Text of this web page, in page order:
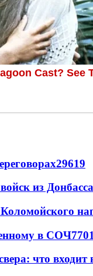
29619
из Донбасса
в СОЧ7701
что входит